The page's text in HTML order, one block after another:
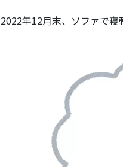
2022年12月末、ソファで寝